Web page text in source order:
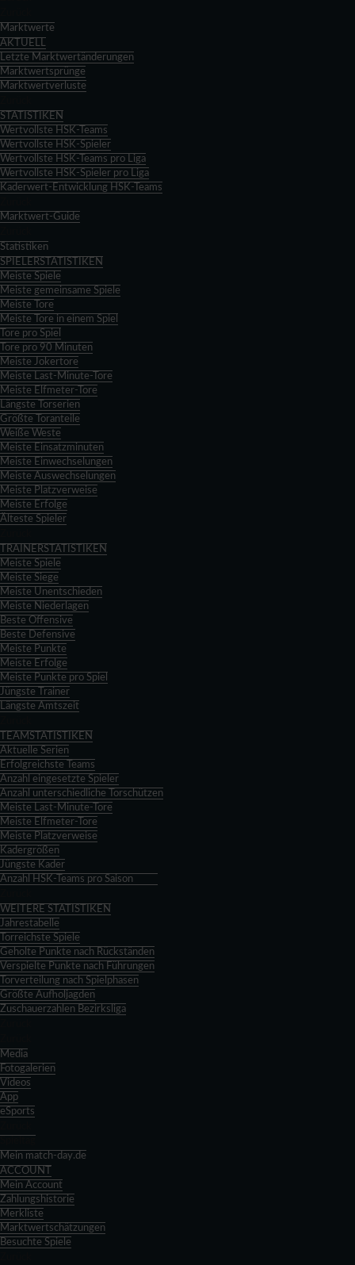
Marktwerte
AKTUELL
Letzte Marktwertänderungen
Marktwertsprünge
Marktwertverluste
STATISTIKEN
Wertvollste HSK-Teams
Wertvollste HSK-Spieler
Wertvollste HSK-Teams pro Liga
Wertvollste HSK-Spieler pro Liga
Kaderwert-Entwicklung HSK-Teams
Marktwert-Guide
Statistiken
SPIELERSTATISTIKEN
Meiste Spiele
Meiste gemeinsame Spiele
Meiste Tore
Meiste Tore in einem Spiel
Tore pro Spiel
Tore pro 90 Minuten
Meiste Jokertore
Meiste Last-Minute-Tore
Meiste Elfmeter-Tore
Längste Torserien
Größte Toranteile
Weiße Weste
Meiste Einsatzminuten
Meiste Einwechselungen
Meiste Auswechselungen
Meiste Platzverweise
Meiste Erfolge
Älteste Spieler
TRAINERSTATISTIKEN
Meiste Spiele
Meiste Siege
Meiste Unentschieden
Meiste Niederlagen
Beste Offensive
Beste Defensive
Meiste Punkte
Meiste Erfolge
Meiste Punkte pro Spiel
Jüngste Trainer
Längste Amtszeit
TEAMSTATISTIKEN
Aktuelle Serien
Erfolgreichste Teams
Anzahl eingesetzte Spieler
Anzahl unterschiedliche Torschützen
Meiste Last-Minute-Tore
Meiste Elfmeter-Tore
Meiste Platzverweise
Kadergrößen
Jüngste Kader
Anzahl HSK-Teams pro Saison
WEITERE STATISTIKEN
Jahrestabelle
Torreichste Spiele
Geholte Punkte nach Rückständen
Verspielte Punkte nach Führungen
Torverteilung nach Spielphasen
Größte Aufholjagden
Zuschauerzahlen Bezirksliga
Media
Fotogalerien
Videos
App
eSports
Mein match-day.de
ACCOUNT
Mein Account
Zahlungshistorie
Merkliste
Marktwertschätzungen
Besuchte Spiele